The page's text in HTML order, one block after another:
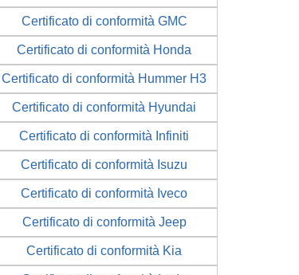
Certificato di conformità GMC
Certificato di conformità Honda
Certificato di conformità Hummer H3
Certificato di conformità Hyundai
Certificato di conformità Infiniti
Certificato di conformità Isuzu
Certificato di conformità Iveco
Certificato di conformità Jeep
Certificato di conformità Kia